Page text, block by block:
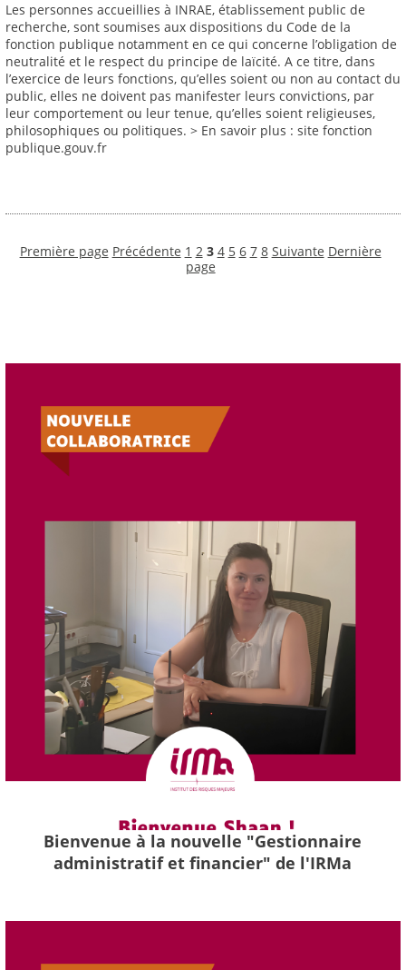
Les personnes accueillies à INRAE, établissement public de
recherche, sont soumises aux dispositions du Code de la
fonction publique notamment en ce qui concerne l’obligation de
neutralité et le respect du principe de laïcité. A ce titre, dans
l’exercice de leurs fonctions, qu’elles soient ou non au contact du
public, elles ne doivent pas manifester leurs convictions, par
leur comportement ou leur tenue, qu’elles soient religieuses,
philosophiques ou politiques. > En savoir plus : site fonction
publique.gouv.fr
Première page Précédente 1 2 3 4 5 6 7 8 Suivante Dernière
page
Bienvenue à la nouvelle "Gestionnaire
administratif et financier" de l'IRMa